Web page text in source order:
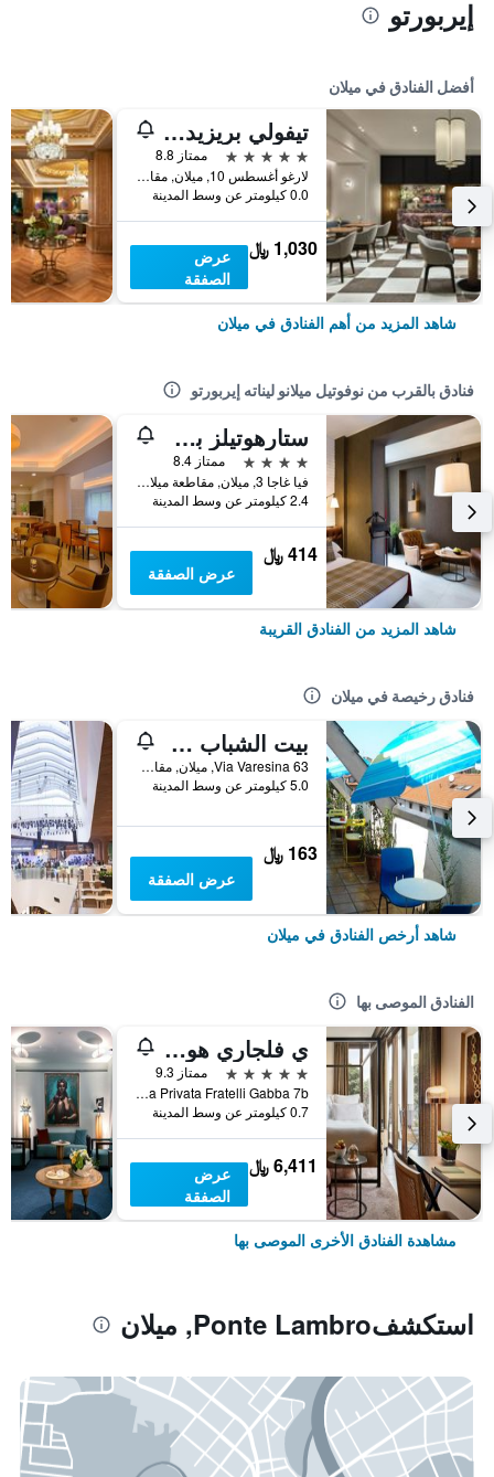
إيربورتو
أفضل الفنادق في ميلان
تيفولي بريزيدنت ميلانو هوتل
5 نجوم
ممتاز 8.8
لارغو أغسطس 10, ميلان, مقاطعة ميلانو, إيطاليا
0.0 كيلومتر عن وسط المدينة
1,030 ﷼
عرض
الصفقة
شاهد المزيد من أهم الفنادق في ميلان
فنادق بالقرب من نوفوتيل ميلانو ليناته إيربورتو
ستارهوتيلز بزنس بالاس
4 نجوم
ممتاز 8.4
فيا غاجا 3, ميلان, مقاطعة ميلانو, إيطاليا
2.4 كيلومتر عن وسط المدينة
414 ﷼
عرض الصفقة
شاهد المزيد من الفنادق القريبة
فنادق رخيصة في ميلان
بيت الشباب ستار
Via Varesina 63, ميلان, مقاطعة ميلانو, إيطاليا
5.0 كيلومتر عن وسط المدينة
163 ﷼
عرض الصفقة
شاهد أرخص الفنادق في ميلان
الفنادق الموصى بها
ي فلجاري هوتل ميلانو
5 نجوم
ممتاز 9.3
Via Privata Fratelli Gabba 7b, ميلان, مقاطعة ميلانو, إيطاليا
0.7 كيلومتر عن وسط المدينة
6,411 ﷼
عرض
الصفقة
مشاهدة الفنادق الأخرى الموصى بها
استكشفPonte Lambro, ميلان